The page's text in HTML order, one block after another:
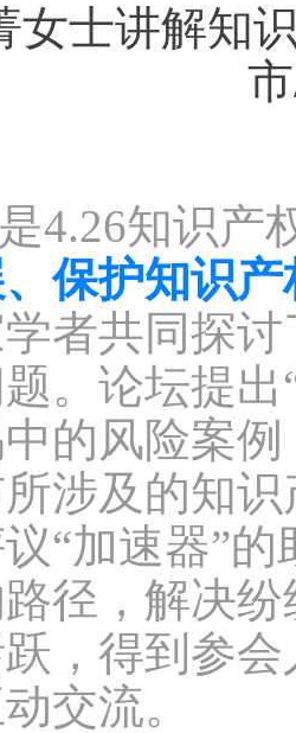
女士讲解知
市
4.26知识产
保护知识
者共同探
。论坛提出
的风险案
涉及的知
“加速器”的
径，解决
，得到参
交流。